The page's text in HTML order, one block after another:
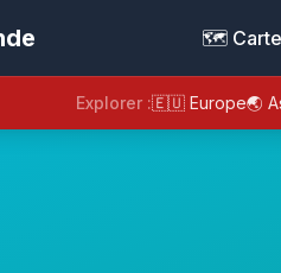
🗺️
Explorer :🇪🇺 Europe🌏